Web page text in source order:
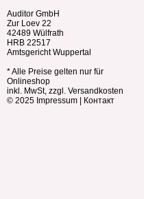
Auditor GmbH
Zur Loev 22
42489 Wülfrath
HRB 22517
Amtsgericht Wuppertal
* Alle Preise gelten nur für
Onlineshop
inkl. MwSt, zzgl. Versandkosten
© 2025 Impressum Контакт